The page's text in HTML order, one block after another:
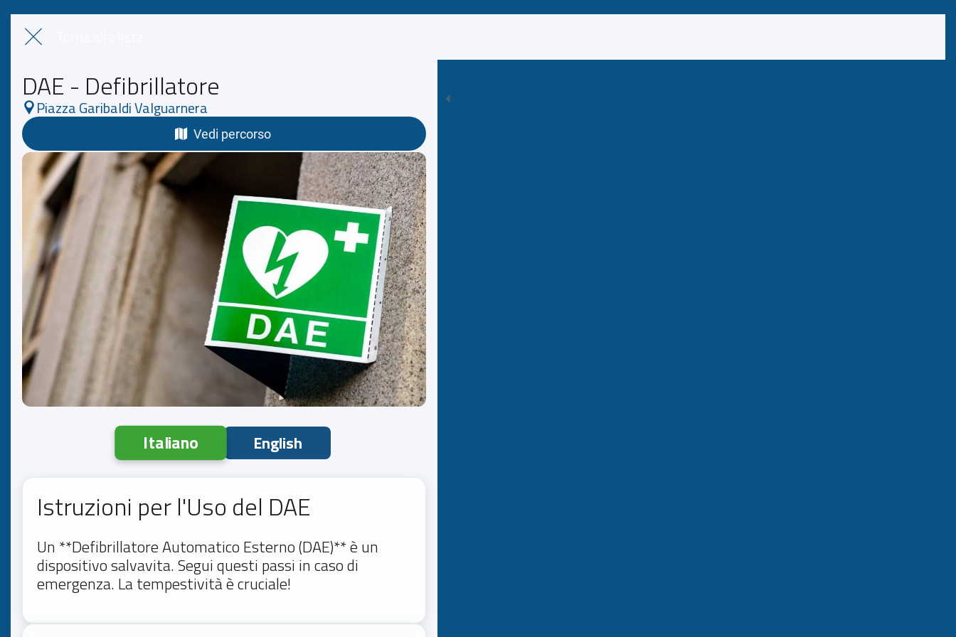
DAE - Defibrillatore
Piazza Garibaldi Valguarnera
Vedi percorso
Italiano English
Istruzioni per l'Uso del DAE
Un **Defibrillatore Automatico Esterno (DAE)** è un
dispositivo salvavita. Segui questi passi in caso di
emergenza. La tempestività è cruciale!